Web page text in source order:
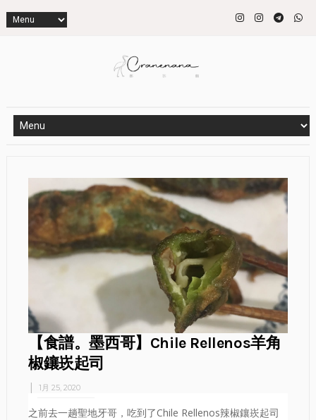
【食譜。墨西哥】Chile Rellenos羊角
椒鑲崁起司
1月 25, 2020
之前去一趟聖地牙哥，吃到了Chile Rellenos辣椒鑲崁起司